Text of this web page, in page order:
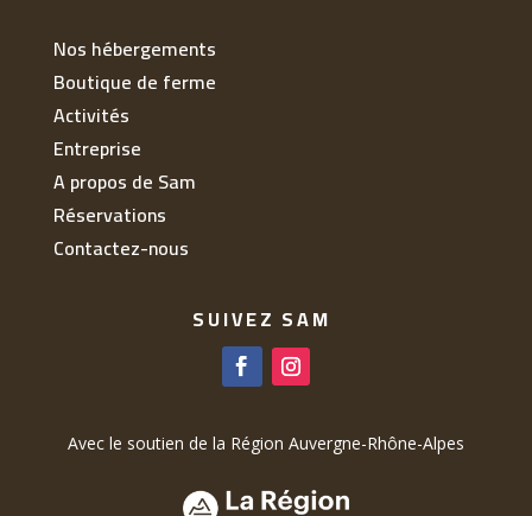
Nos hébergements
Boutique de ferme
Activités
Entreprise
A propos de Sam
Réservations
Contactez-nous
SUIVEZ SAM
Avec le soutien de la Région Auvergne-Rhône-Alpes